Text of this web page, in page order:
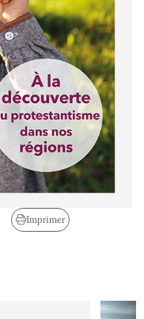
Imprimer